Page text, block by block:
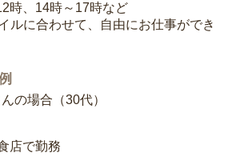
時、14時～17時など
ルに合わせて、自由にお仕事ができ
の場合（30代）
店で勤務